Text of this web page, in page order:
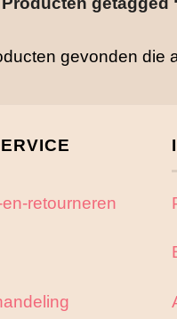
gevonden die
retourneren